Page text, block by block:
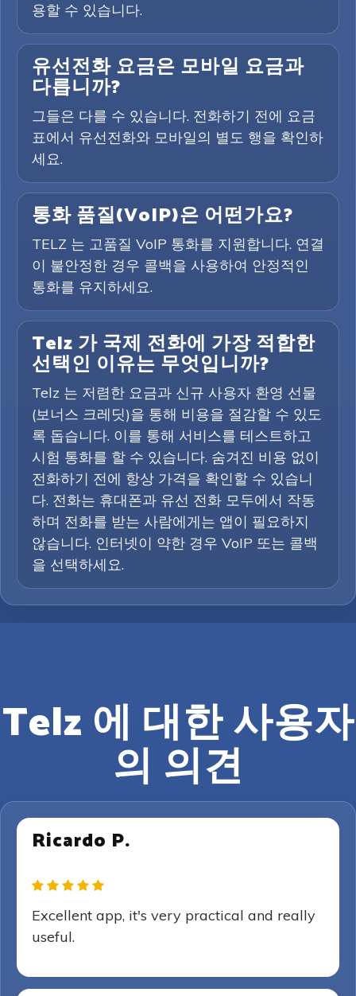
용할 수 있습니다.
유선전화 요금은 모바일 요금과
다릅니까?
그들은 다를 수 있습니다. 전화하기 전에 요금
표에서 유선전화와 모바일의 별도 행을 확인하
세요.
통화 품질(VoIP)은 어떤가요?
TELZ 는 고품질 VoIP 통화를 지원합니다. 연결
이 불안정한 경우 콜백을 사용하여 안정적인
통화를 유지하세요.
Telz 가 국제 전화에 가장 적합한
선택인 이유는 무엇입니까?
Telz 는 저렴한 요금과 신규 사용자 환영 선물
(보너스 크레딧)을 통해 비용을 절감할 수 있도
록 돕습니다. 이를 통해 서비스를 테스트하고
시험 통화를 할 수 있습니다. 숨겨진 비용 없이
전화하기 전에 항상 가격을 확인할 수 있습니
다. 전화는 휴대폰과 유선 전화 모두에서 작동
하며 전화를 받는 사람에게는 앱이 필요하지
않습니다. 인터넷이 약한 경우 VoIP 또는 콜백
을 선택하세요.
Telz 에 대한 사용자
의 의견
Ricardo P.
Excellent app, it's very practical and really
useful.